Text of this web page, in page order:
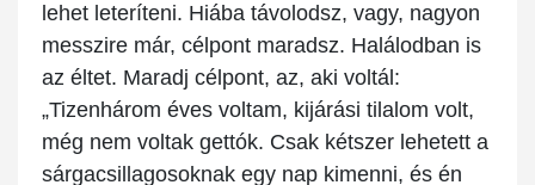
lehet leteríteni. Hiába távolodsz, vagy, nagyon
messzire már, célpont maradsz. Halálodban is
az éltet. Maradj célpont, az, aki voltál:
„Tizenhárom éves voltam, kijárási tilalom volt,
még nem voltak gettók. Csak kétszer lehetett a
sárgacsillagosoknak egy nap kimenni, és én